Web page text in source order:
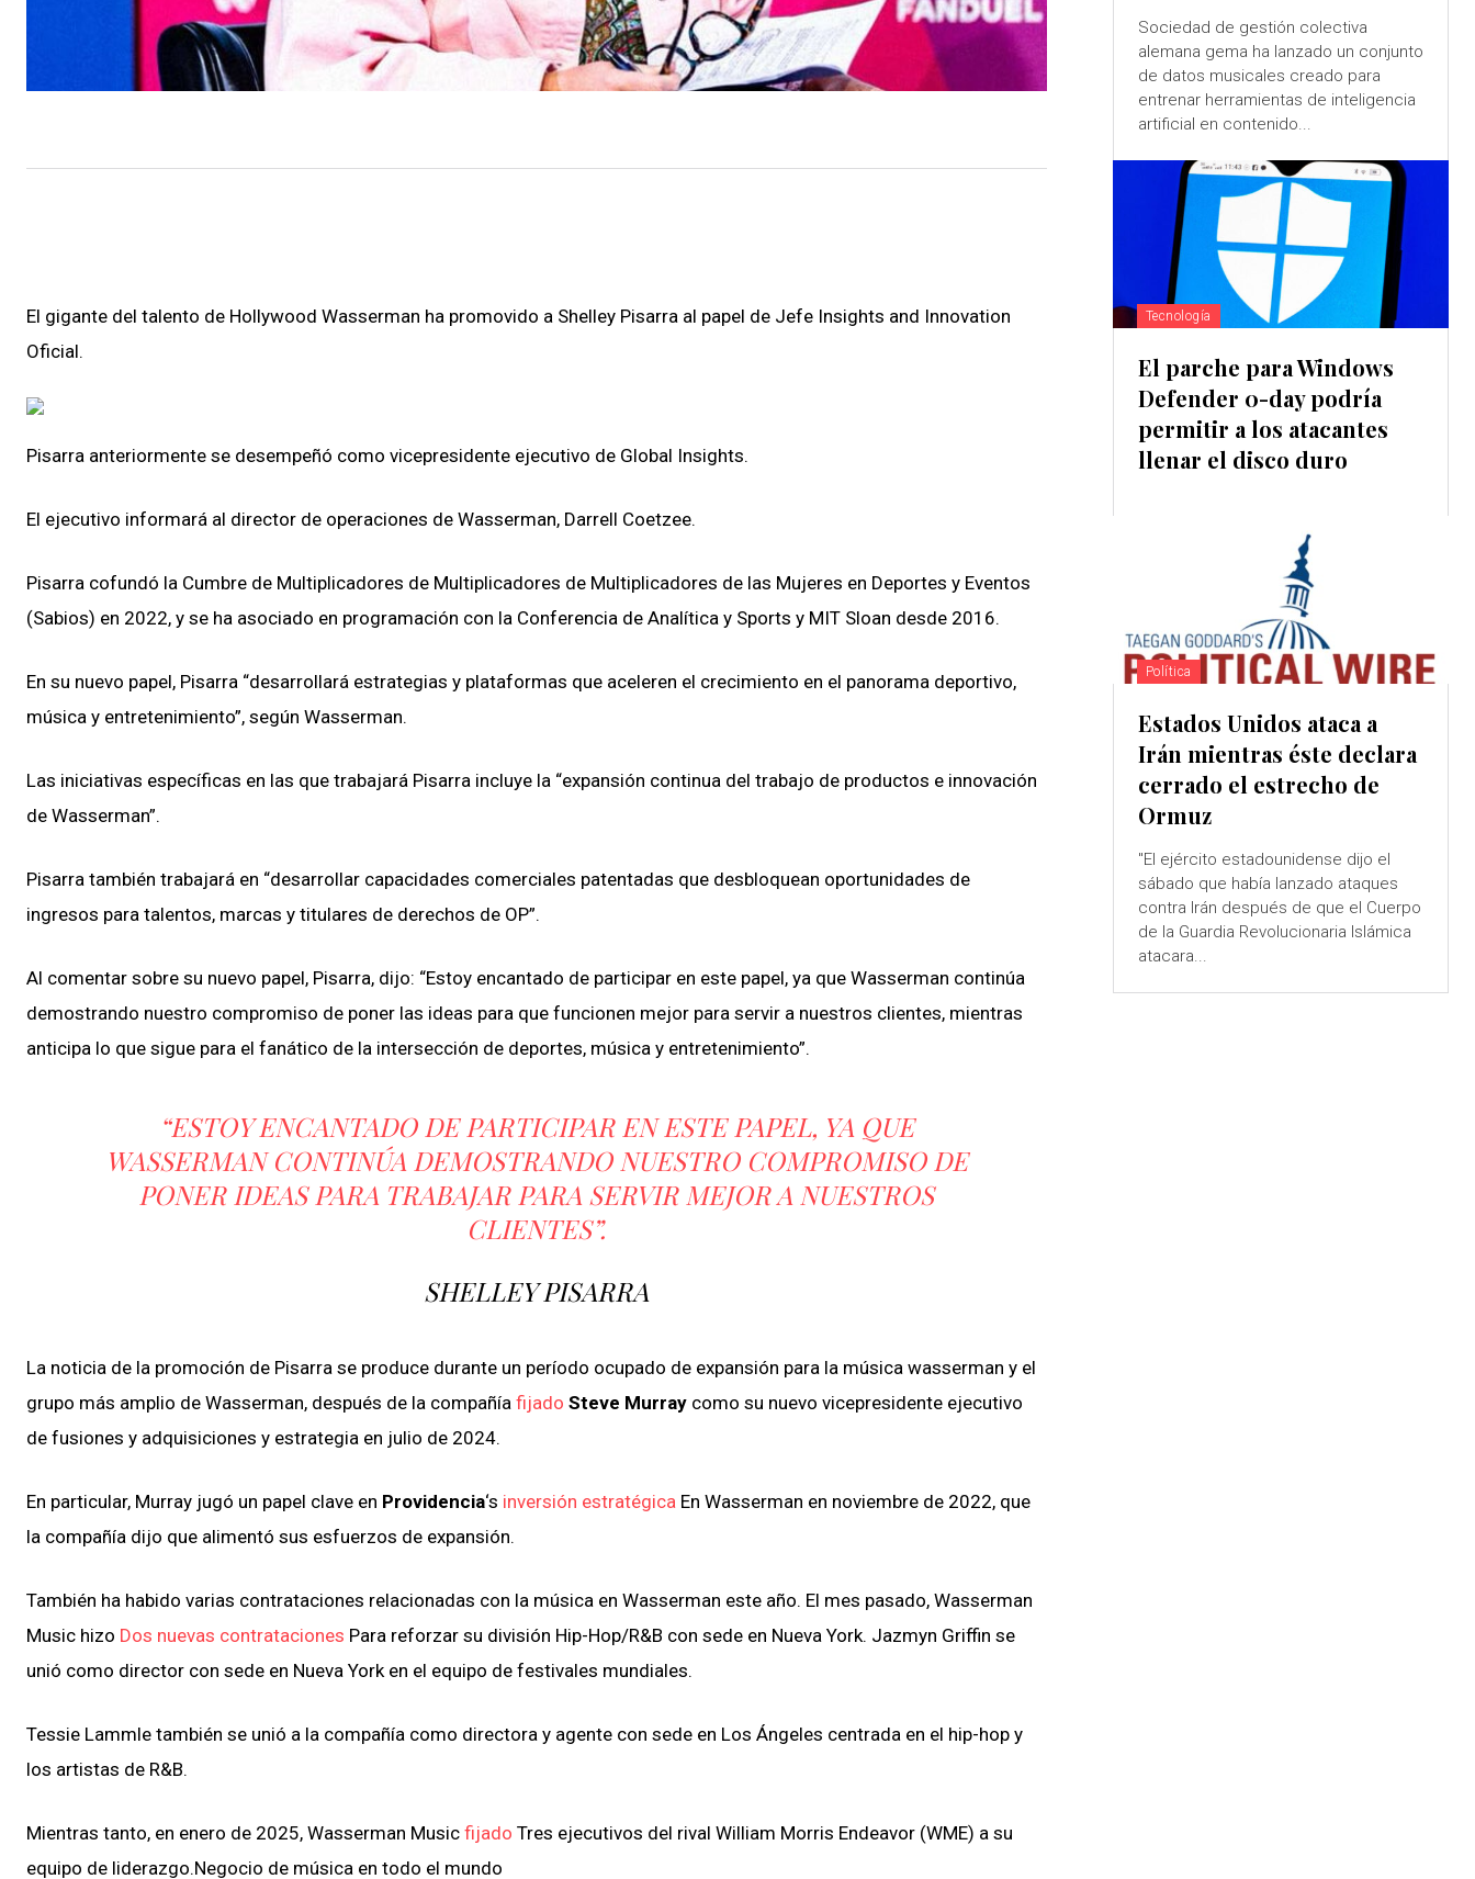
El gigante del talento de Hollywood Wasserman ha promovido a Shelley Pisarra al papel de Jefe Insights and Innovation
Oficial.
Pisarra anteriormente se desempeñó como vicepresidente ejecutivo de Global Insights.
El ejecutivo informará al director de operaciones de Wasserman, Darrell Coetzee.
Pisarra cofundó la Cumbre de Multiplicadores de Multiplicadores de Multiplicadores de las Mujeres en Deportes y Eventos
(Sabios) en 2022, y se ha asociado en programación con la Conferencia de Analítica y Sports y MIT Sloan desde 2016.
En su nuevo papel, Pisarra “desarrollará estrategias y plataformas que aceleren el crecimiento en el panorama deportivo,
música y entretenimiento”, según Wasserman.
Las iniciativas específicas en las que trabajará Pisarra incluye la “expansión continua del trabajo de productos e innovación
de Wasserman”.
Pisarra también trabajará en “desarrollar capacidades comerciales patentadas que desbloquean oportunidades de
ingresos para talentos, marcas y titulares de derechos de OP”.
Al comentar sobre su nuevo papel, Pisarra, dijo: “Estoy encantado de participar en este papel, ya que Wasserman continúa
demostrando nuestro compromiso de poner las ideas para que funcionen mejor para servir a nuestros clientes, mientras
anticipa lo que sigue para el fanático de la intersección de deportes, música y entretenimiento”.
“ESTOY ENCANTADO DE PARTICIPAR EN ESTE PAPEL, YA QUE
WASSERMAN CONTINÚA DEMOSTRANDO NUESTRO COMPROMISO DE
PONER IDEAS PARA TRABAJAR PARA SERVIR MEJOR A NUESTROS
CLIENTES”.
SHELLEY PISARRA
La noticia de la promoción de Pisarra se produce durante un período ocupado de expansión para la música wasserman y el
grupo más amplio de Wasserman, después de la compañía fijado Steve Murray como su nuevo vicepresidente ejecutivo
de fusiones y adquisiciones y estrategia en julio de 2024.
En particular, Murray jugó un papel clave en Providencia‘s inversión estratégica En Wasserman en noviembre de 2022, que
la compañía dijo que alimentó sus esfuerzos de expansión.
También ha habido varias contrataciones relacionadas con la música en Wasserman este año. El mes pasado, Wasserman
Music hizo Dos nuevas contrataciones Para reforzar su división Hip-Hop/R&B con sede en Nueva York. Jazmyn Griffin se
unió como director con sede en Nueva York en el equipo de festivales mundiales.
Tessie Lammle también se unió a la compañía como directora y agente con sede en Los Ángeles centrada en el hip-hop y
los artistas de R&B.
Mientras tanto, en enero de 2025, Wasserman Music fijado Tres ejecutivos del rival William Morris Endeavor (WME) a ​​su
equipo de liderazgo.Negocio de música en todo el mundo
Sociedad de gestión colectiva
alemana gema ha lanzado un conjunto
de datos musicales creado para
entrenar herramientas de inteligencia
artificial en contenido...
Tecnología
El parche para Windows
Defender 0-day podría
permitir a los atacantes
llenar el disco duro
Política
Estados Unidos ataca a
Irán mientras éste declara
cerrado el estrecho de
Ormuz
"El ejército estadounidense dijo el
sábado que había lanzado ataques
contra Irán después de que el Cuerpo
de la Guardia Revolucionaria Islámica
atacara...